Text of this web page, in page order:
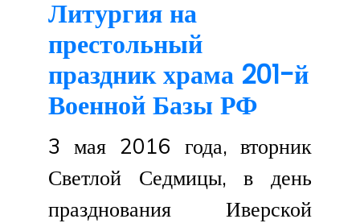
Архангела
Михаила
г.
Курган-
Тюбе
Литургия на
престольный
праздник храма 201-й
Военной Базы РФ
3 мая 2016 года, вторник
Светлой Седмицы, в день
празднования Иверской